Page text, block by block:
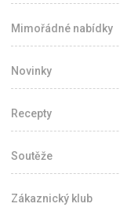
Mimořádné nabídky
Novinky
Recepty
Soutěže
Zákaznický klub